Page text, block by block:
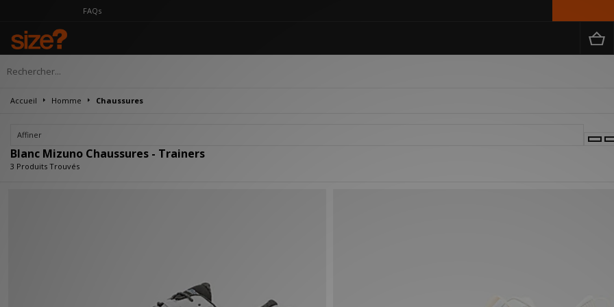
Accueil Homme Chaussures
Affiner
Blanc Mizuno Chaussures - Trainers
3 Produits Trouvés